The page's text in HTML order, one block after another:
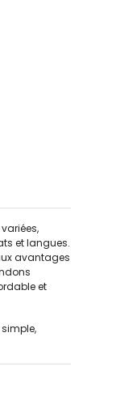
et langues.
avantages
et